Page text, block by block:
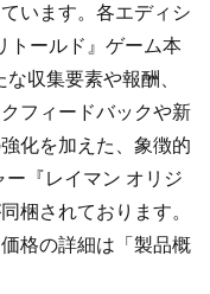
います。各エディシ
トールド』ゲーム本
収集要素や報酬、
フィードバックや新
化を加えた、象徴的
『レイマン オリジ
梱されております。
格の詳細は「製品概